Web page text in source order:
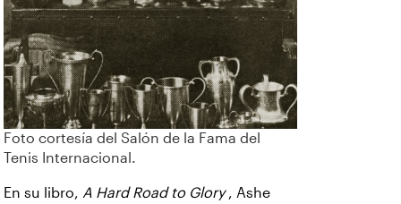
Foto cortesía del Salón de la Fama del
Tenis Internacional.
En su libro, A Hard Road to Glory, Ashe